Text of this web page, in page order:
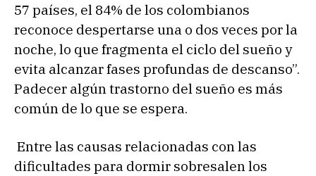
57 países, el 84% de los colombianos
reconoce despertarse una o dos veces por la
noche, lo que fragmenta el ciclo del sueño y
evita alcanzar fases profundas de descanso”.
Padecer algún trastorno del sueño es más
común de lo que se espera.
Entre las causas relacionadas con las
dificultades para dormir sobresalen los